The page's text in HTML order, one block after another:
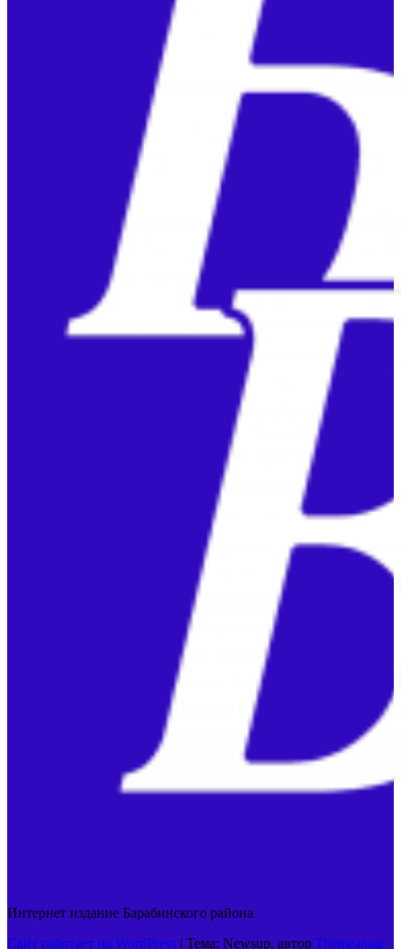
Интернет издание Барабинского района
Сайт работает на WordPress | Тема: Newsup, автор Themeansar